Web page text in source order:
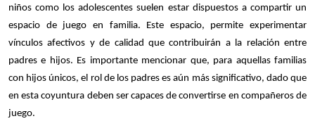
niños como los adolescentes suelen estar dispuestos a compartir un
espacio de juego en familia. Este espacio, permite experimentar
vínculos afectivos y de calidad que contribuirán a la relación entre
padres e hijos. Es importante mencionar que, para aquellas familias
con hijos únicos, el rol de los padres es aún más significativo, dado que
en esta coyuntura deben ser capaces de convertirse en compañeros de
juego.